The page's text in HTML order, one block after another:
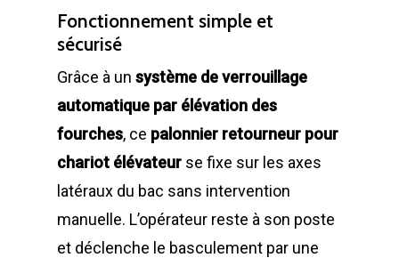
Fonctionnement simple et
sécurisé
Grâce à un système de verrouillage
automatique par élévation des
fourches, ce palonnier retourneur pour
chariot élévateur se fixe sur les axes
latéraux du bac sans intervention
manuelle. L’opérateur reste à son poste
et déclenche le basculement par une